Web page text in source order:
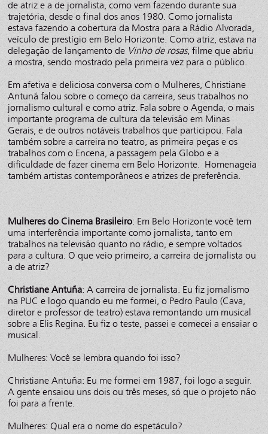
de atriz e a de jornalista, como vem fazendo durante sua
trajetória, desde o final dos anos 1980. Como jornalista
estava fazendo a cobertura da Mostra para a Rádio Alvorada,
veículo de prestígio em Belo Horizonte. Como atriz, estava na
delegação de lançamento de Vinho de rosas, filme que abriu
a mostra, sendo mostrado pela primeira vez para o público.
Em afetiva e deliciosa conversa com o Mulheres, Christiane
Antunã falou sobre o começo da carreira, seus trabalhos no
jornalismo cultural e como atriz. Fala sobre o Agenda, o mais
importante programa de cultura da televisão em Minas
Gerais, e de outros notáveis trabalhos que participou. Fala
também sobre a carreira no teatro, as primeira peças e os
trabalhos com o Encena, a passagem pela Globo e a
dificuldade de fazer cinema em Belo Horizonte. Homenageia
também artistas contemporâneos e atrizes de preferência.
Mulheres do Cinema Brasileiro: Em Belo Horizonte você tem
uma interferência importante como jornalista, tanto em
trabalhos na televisão quanto no rádio, e sempre voltados
para a cultura. O que veio primeiro, a carreira de jornalista ou
a de atriz?
Christiane Antuña: A carreira de jornalista. Eu fiz jornalismo
na PUC e logo quando eu me formei, o Pedro Paulo (Cava,
diretor e professor de teatro) estava remontando um musical
sobre a Elis Regina. Eu fiz o teste, passei e comecei a ensaiar o
musical.
Mulheres: Você se lembra quando foi isso?
Christiane Antuña: Eu me formei em 1987, foi logo a seguir.
A gente ensaiou uns dois ou três meses, só que o projeto não
foi para a frente.
Mulheres: Qual era o nome do espetáculo?